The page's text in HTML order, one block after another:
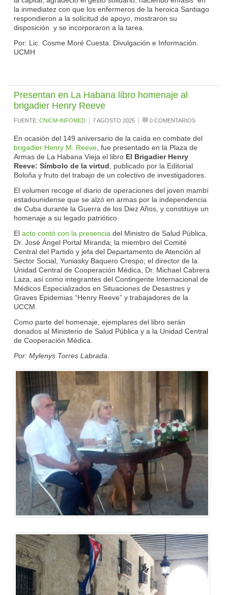
la inmediatez con que los enfermeros de la heroica Santiago
respondieron a la solicitud de apoyo, mostraron su
disposición y se incorporaron a la tarea.
Por: Lic. Cosme Moré Cuesta. Divulgación e Información.
UCMH
Presentan en La Habana libro homenaje al
brigadier Henry Reeve
FUENTE: CNICM-INFOMED | 7 AGOSTO 2025 | 0 COMENTARIOS
En ocasión del 149 aniversario de la caída en combate del
brigadier Henry M. Reeve , fue presentado en la Plaza de
Armas de La Habana Vieja el libro El Brigadier Henry
Reeve: Símbolo de la virtud , publicado por la Editorial
Boloña y fruto del trabajo de un colectivo de investigadores.
El volumen recoge el diario de operaciones del joven mambí
estadounidense que se alzó en armas por la independencia
de Cuba durante la Guerra de los Diez Años, y constituye un
homenaje a su legado patriótico.
El acto contó con la presencia del Ministro de Salud Pública,
Dr. José Ángel Portal Miranda; la miembro del Comité
Central del Partido y jefa del Departamento de Atención al
Sector Social, Yuniasky Baquero Crespo; el director de la
Unidad Central de Cooperación Médica, Dr. Michael Cabrera
Laza, así como integrantes del Contingente Internacional de
Médicos Especializados en Situaciones de Desastres y
Graves Epidemias “Henry Reeve” y trabajadores de la
UCCM.
Como parte del homenaje, ejemplares del libro serán
donados al Ministerio de Salud Pública y a la Unidad Central
de Cooperación Médica.
Por: Mylenys Torres Labrada